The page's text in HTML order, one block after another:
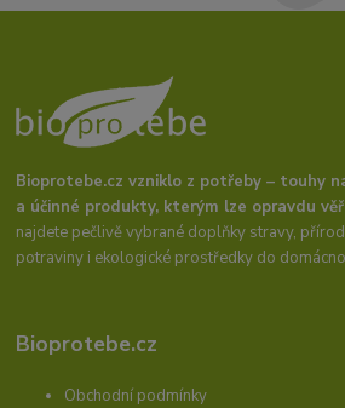
Bioprotebe.cz vzniklo z potřeby – touhy
a účinné produkty, kterým lze opravdu
najdete pečlivě vybrané doplňky stravy,
potraviny i ekologické prostředky do
Bioprotebe.cz
Obchodní podmínky